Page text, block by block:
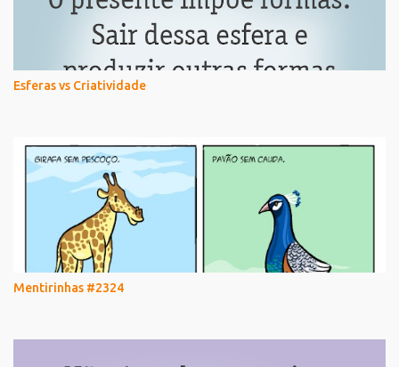
Esferas vs Criatividade
Mentirinhas #2324